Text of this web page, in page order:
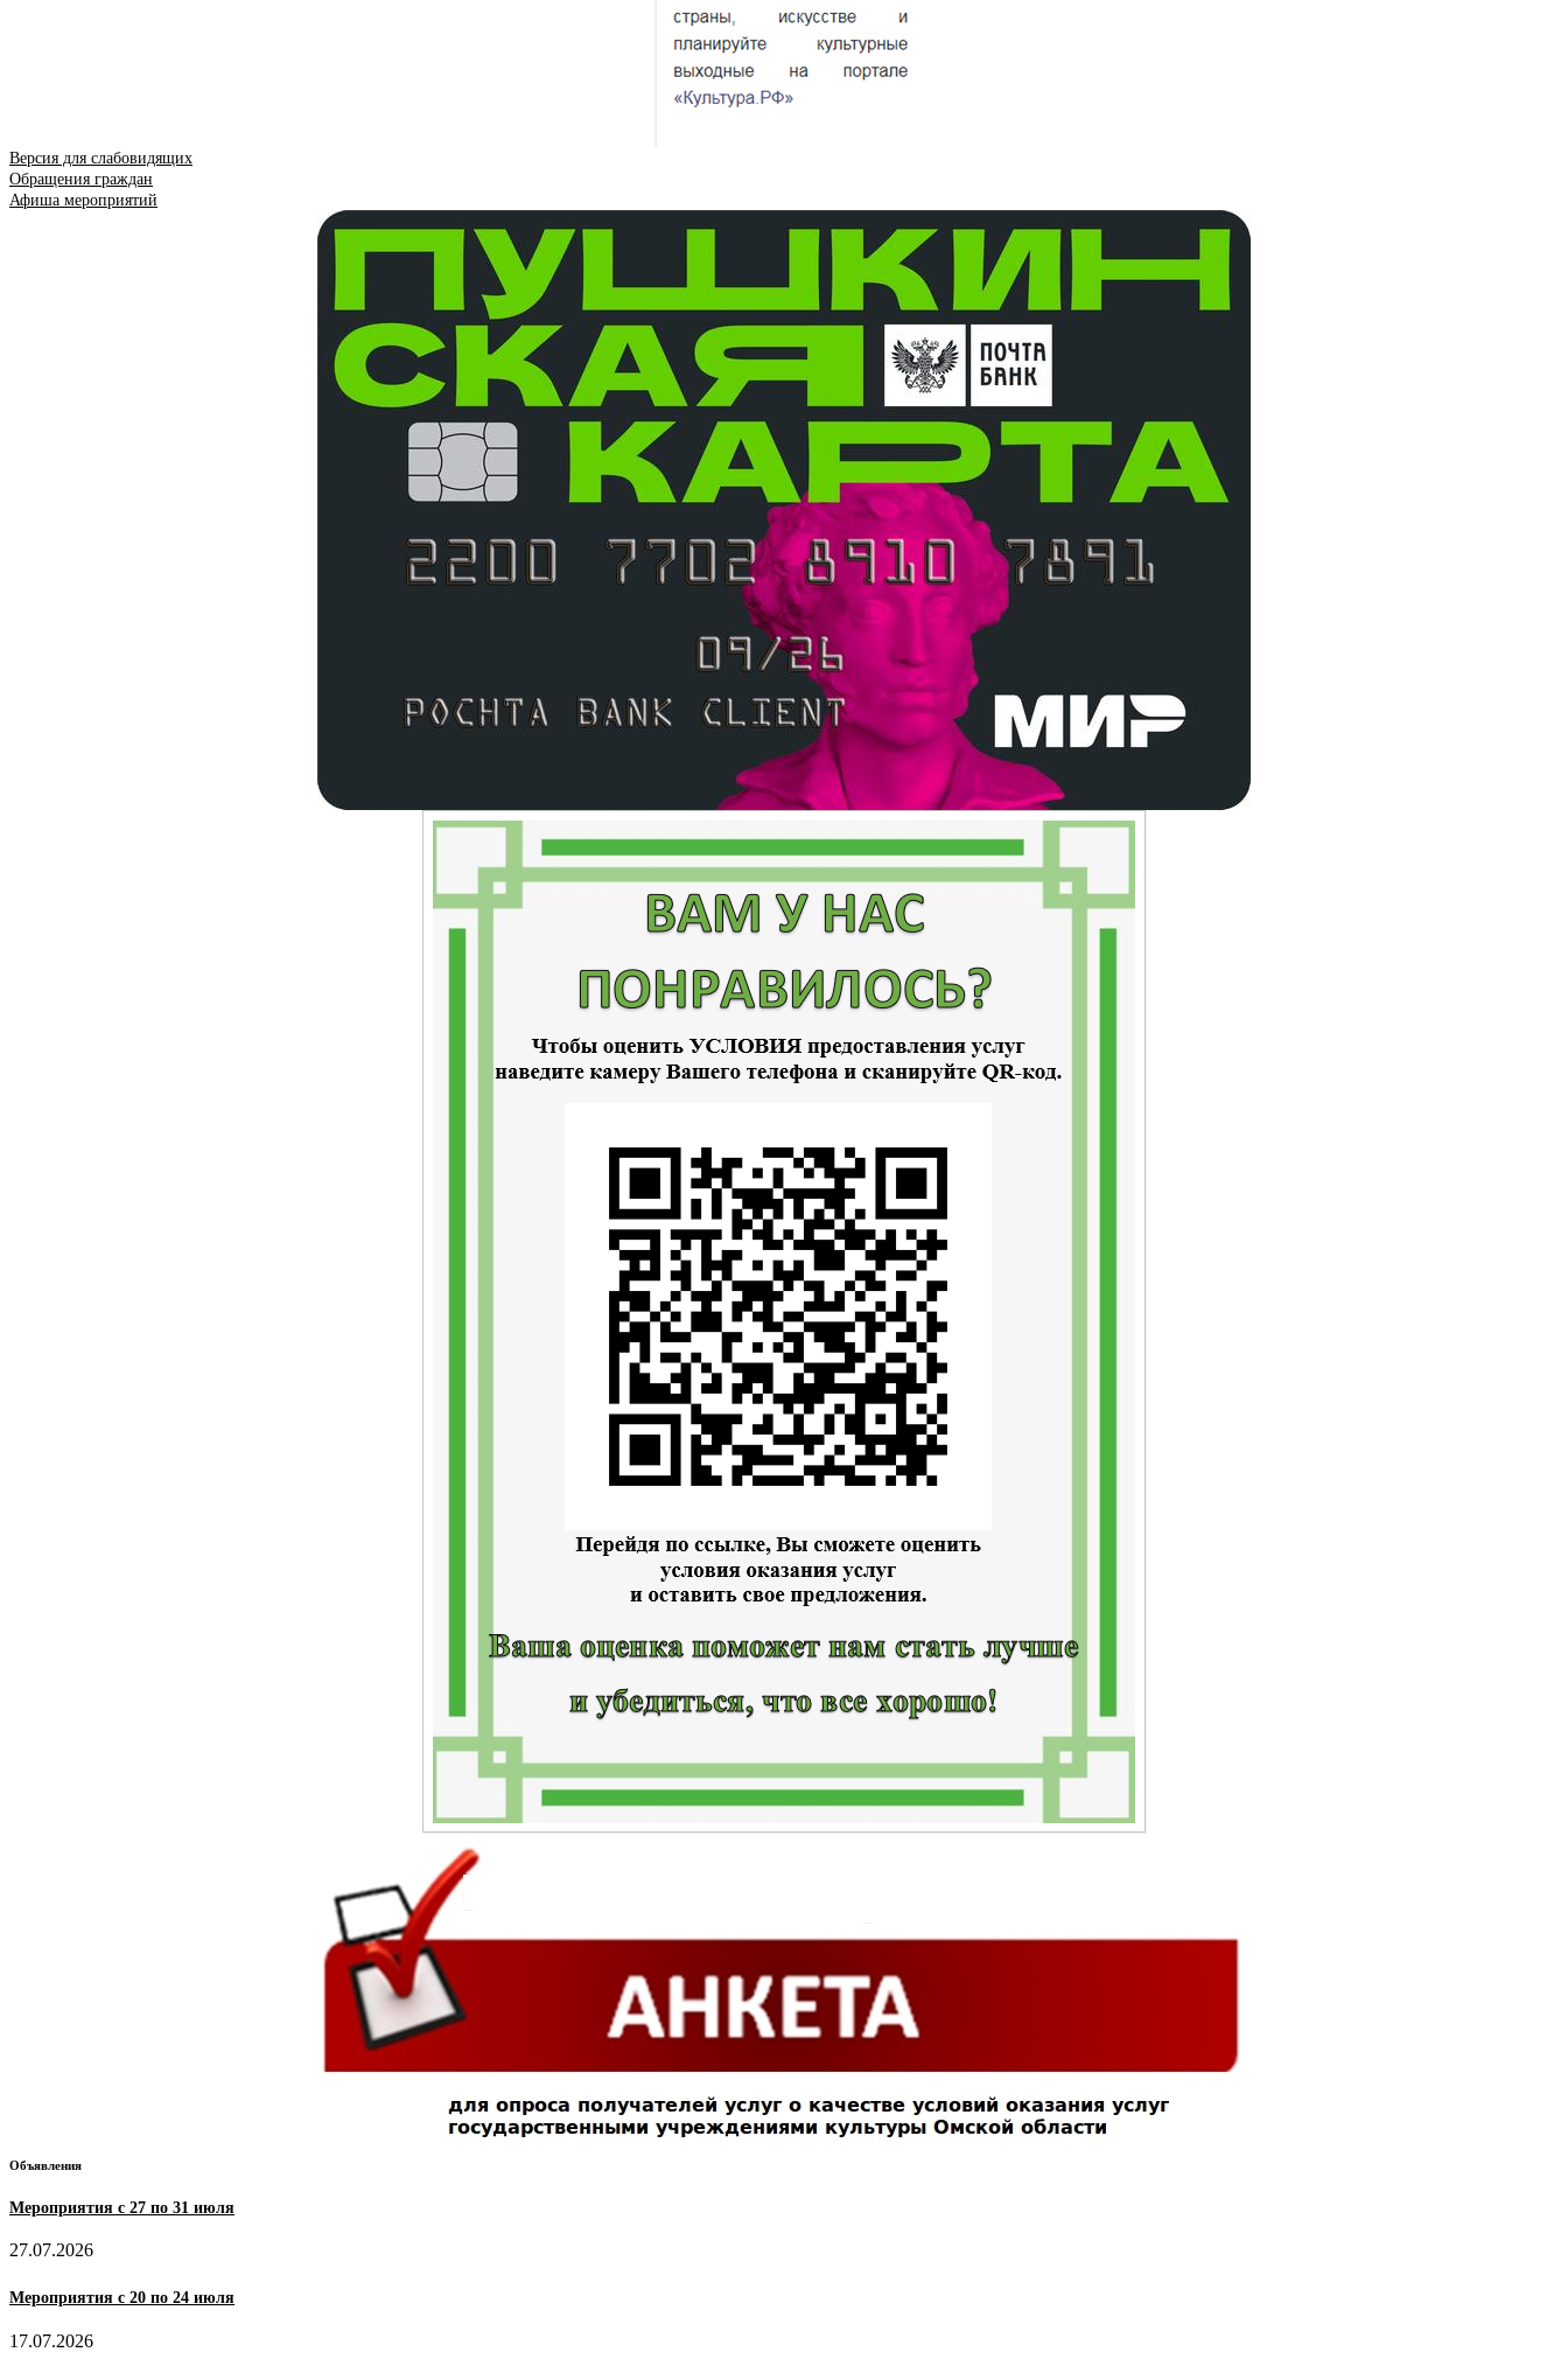
Версия для слабовидящих
Обращения граждан
Афиша мероприятий
Объявления
Мероприятия с 27 по 31 июля
27.07.2026
Мероприятия с 20 по 24 июля
17.07.2026